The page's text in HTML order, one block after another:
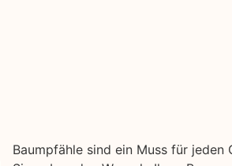
Baumpfähle sind ein Muss für